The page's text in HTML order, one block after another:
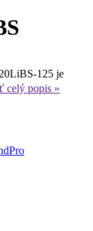
125 je
celý popis »